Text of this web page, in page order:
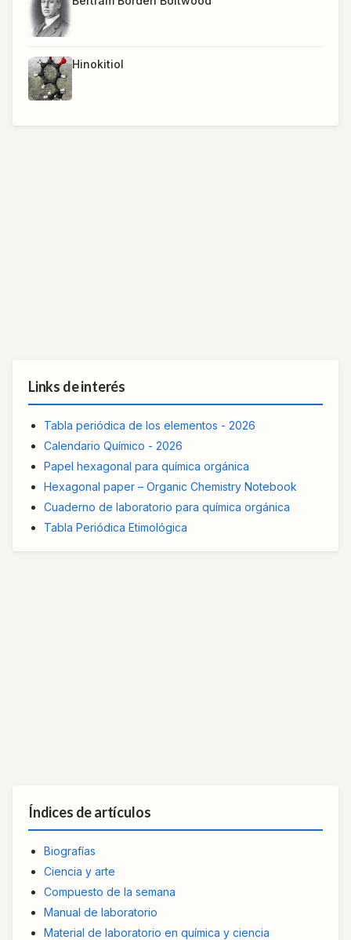
Hinokitiol
Links de interés
Tabla periódica de los elementos - 2026
Calendario Químico - 2026
Papel hexagonal para química orgánica
Hexagonal paper – Organic Chemistry Notebook
Cuaderno de laboratorio para química orgánica
Tabla Periódica Etimológica
Índices de artículos
Biografías
Ciencia y arte
Compuesto de la semana
Manual de laboratorio
Material de laboratorio en química y ciencia